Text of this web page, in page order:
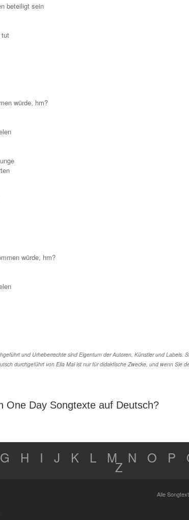
beteiligt sein
würde, hm?
würde, hm?
und Urheberrechte sind Eigentum der Autoren, Künstler und Labels.
durchgeführt von Ella Mai ist nur für didaktische Zwecke, und wenn Sie
One Day Songtexte auf Deutsch?
G H I J K L M N O P
Z
Alle